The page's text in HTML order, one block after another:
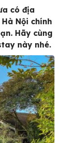
có địa
Nội chính
Hãy cùng
này nhé.